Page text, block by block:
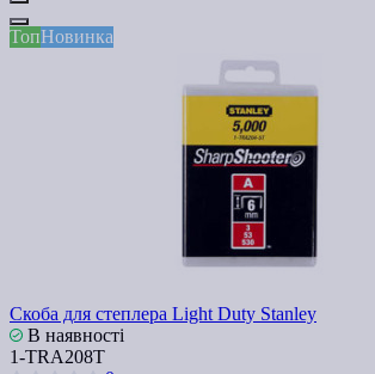
ТопНовинка
Скоба для степлера Light Duty Stanley
В наявності
1-TRA208T